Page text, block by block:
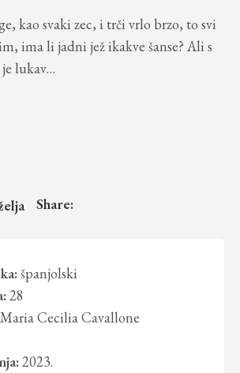
kao svaki zec, i trči vrlo brzo, to svi
ima li jadni jež ikakve šanse? Ali s
lukav…
Share:
španjolski
28
Maria Cecilia Cavallone
2023.